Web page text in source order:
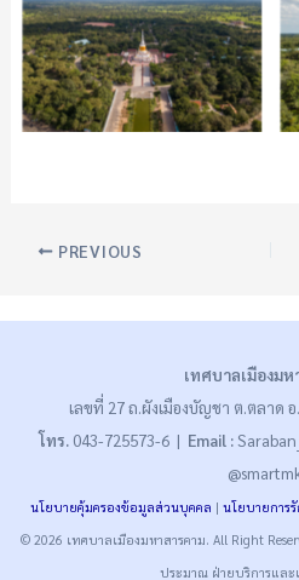
PREVIOUS
เทศบาลเมืองม
เลขที่ 27 ถ.ผังเมืองบัญชา ต.ตลาด
โทร.043-725573-6 | Email :
นโยบายคุ้มครองข้อมูลส่วนบุคคล | นโยบายการ
© 2026 เทศบาลเมืองมหาสารคาม. All Right
ประมาณ ฝ่ายบริการและ